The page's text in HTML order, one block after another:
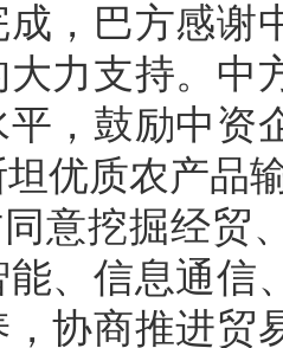
，巴方感谢
力支持。中
，鼓励中资
优质农产品
意挖掘经贸
能、信息通信
，协商推进贸